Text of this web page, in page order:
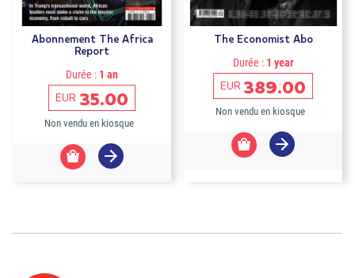
Abonnement The Africa
Report
Durée : 1 an
EUR 35.00
Non vendu en kiosque
The Economist Abo
Durée :1 year
EUR 389.00
Non vendu en kiosque